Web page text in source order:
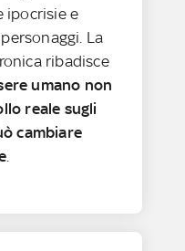
ipocrisie e
La
ribadisce
umano non
reale sugli
cambiare